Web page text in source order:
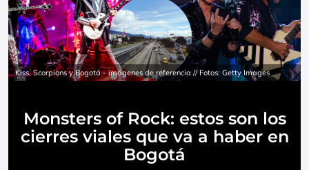
Kiss, Scorpions y Bogotá - imágenes de referencia // Fotos: Getty Images
Monsters of Rock: estos son los
cierres viales que va a haber en
Bogotá